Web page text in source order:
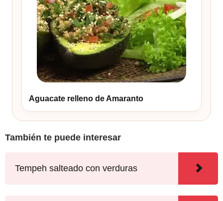
Aguacate relleno de Amaranto
También te puede interesar
Tempeh salteado con verduras